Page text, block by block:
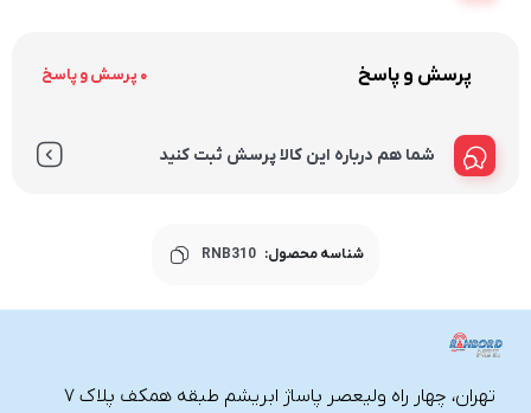
پرسش و پاسخ 0 پرسش و پاسخ
شما هم درباره این کالا پرسش ثبت کنید
شناسه محصول: RNB310
تهران، چهار راه ولیعصر پاساژ ابریشم طبقه همکف پلاک ۷